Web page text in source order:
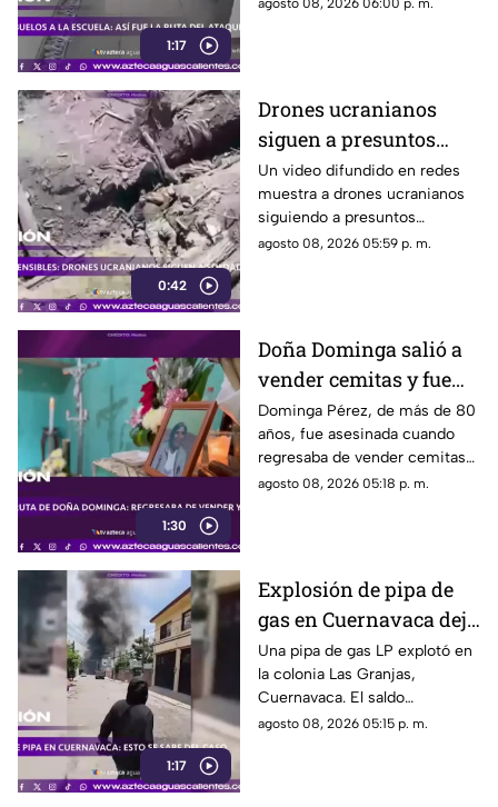
1:17
agosto 08, 2026 06:00 p. m.
0:42
Drones ucranianos
siguen a presuntos
soldados rusos durante
varias horas
Un video difundido en redes
muestra a drones ucranianos
siguiendo a presuntos
soldados rusos antes de un
agosto 08, 2026 05:59 p. m.
1:30
Doña Dominga salió a
vender cemitas y fue
asesinada al regresar a
casa; así fue la agresión
(VIDEO)
Dominga Pérez, de más de 80
años, fue asesinada cuando
regresaba de vender cemitas
en Chachapa. La Fiscalía de
agosto 08, 2026 05:18 p. m.
1:17
Explosión de pipa de
gas en Cuernavaca deja
21 personas lesionadas
Una pipa de gas LP explotó en
la colonia Las Granjas,
Cuernavaca. El saldo
preliminar es de 21 lesionados
agosto 08, 2026 05:15 p. m.